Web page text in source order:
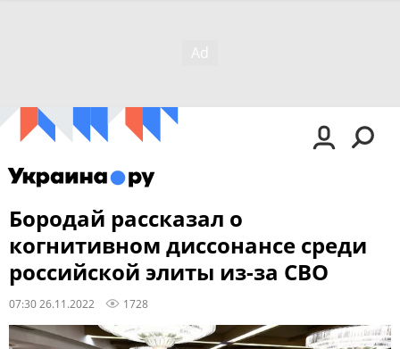
Бородай рассказал о
когнитивном диссонансе среди
российской элиты из-за СВО
07:30 26.11.2022 1728